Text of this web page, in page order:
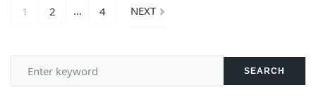
1 2 … 4 NEXT
SEARCH